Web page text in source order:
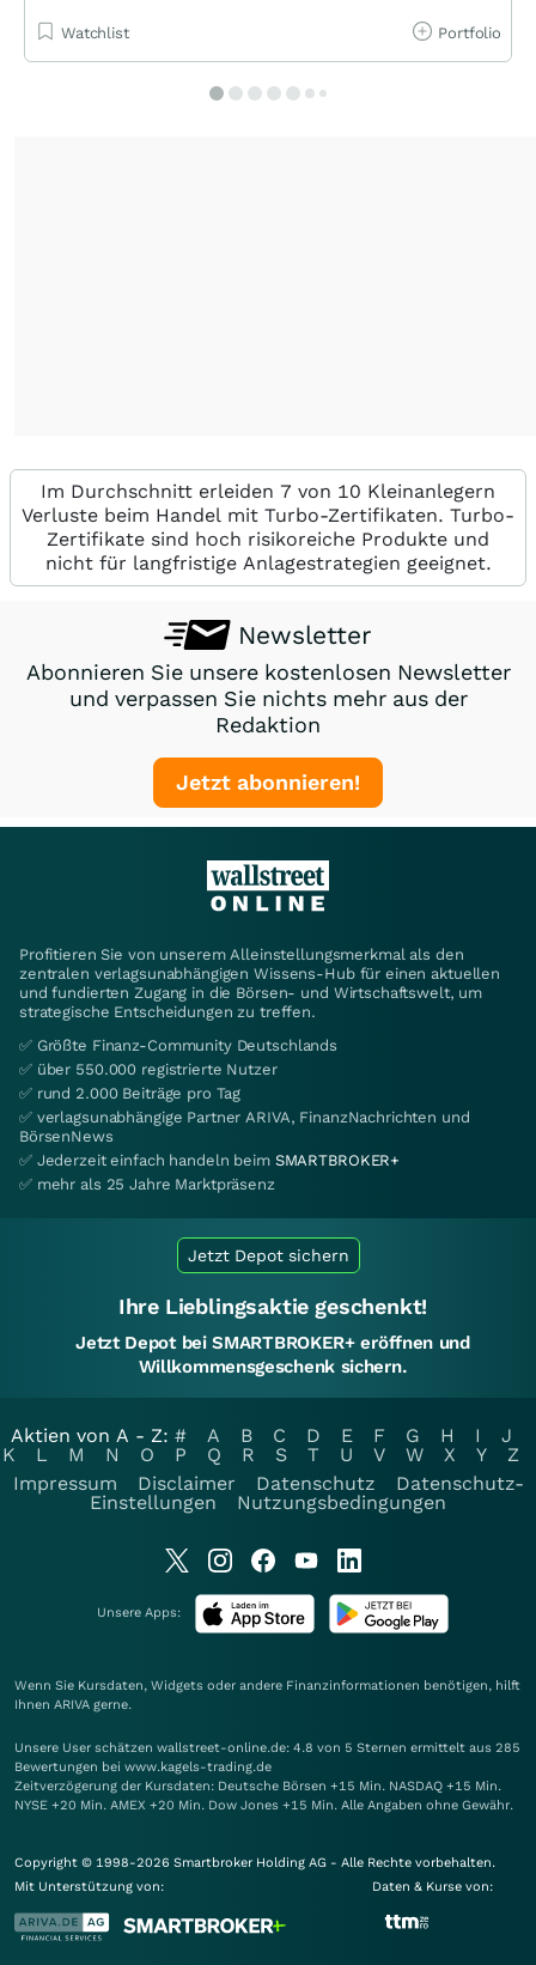
Watchlist Portfolio
Im Durchschnitt erleiden 7 von 10 Kleinanlegern
Verluste beim Handel mit Turbo-Zertifikaten. Turbo-
Zertifikate sind hoch risikoreiche Produkte und
nicht für langfristige Anlagestrategien geeignet.
Newsletter
Abonnieren Sie unsere kostenlosen Newsletter
und verpassen Sie nichts mehr aus der
Redaktion
Jetzt abonnieren!
Profitieren Sie von unserem Alleinstellungsmerkmal als den
zentralen verlagsunabhängigen Wissens-Hub für einen aktuellen
und fundierten Zugang in die Börsen- und Wirtschaftswelt, um
strategische Entscheidungen zu treffen.
✅ Größte Finanz-Community Deutschlands
✅ über 550.000 registrierte Nutzer
✅ rund 2.000 Beiträge pro Tag
✅ verlagsunabhängige Partner ARIVA, FinanzNachrichten und
BörsenNews
✅ Jederzeit einfach handeln beim SMARTBROKER+
✅ mehr als 25 Jahre Marktpräsenz
Jetzt Depot sichern
Ihre Lieblingsaktie geschenkt!
Jetzt Depot bei SMARTBROKER+ eröffnen und
Willkommensgeschenk sichern.
Aktien von A - Z: # A B C D E F G H I
J
K
L M N O P Q R S T U V W X Y
Z
Impressum
Disclaimer Datenschutz
Datenschutz-
Einstellungen
Nutzungsbedingungen
Unsere Apps:
Wenn Sie Kursdaten, Widgets oder andere Finanzinformationen benötigen, hilft
Ihnen ARIVA gerne.
Unsere User schätzen wallstreet-online.de: 4.8 von 5 Sternen ermittelt aus 285
Bewertungen bei www.kagels-trading.de
Zeitverzögerung der Kursdaten: Deutsche Börsen +15 Min. NASDAQ +15 Min.
NYSE +20 Min. AMEX +20 Min. Dow Jones +15 Min. Alle Angaben ohne Gewähr.
Copyright © 1998-2026 Smartbroker Holding AG - Alle Rechte vorbehalten.
Mit Unterstützung von:
Daten & Kurse von: